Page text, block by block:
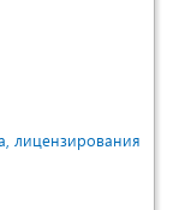
лицензирования